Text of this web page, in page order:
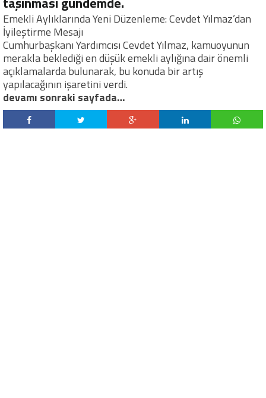
Emekli Aylıklarında Yeni Düzenleme: Cevdet Yılmaz’dan
İyileştirme Mesajı
Cumhurbaşkanı Yardımcısı Cevdet Yılmaz, kamuoyunun
merakla beklediği en düşük emekli aylığına dair önemli
açıklamalarda bulunarak, bu konuda bir artış
yapılacağının işaretini verdi.
devamı sonraki sayfada…